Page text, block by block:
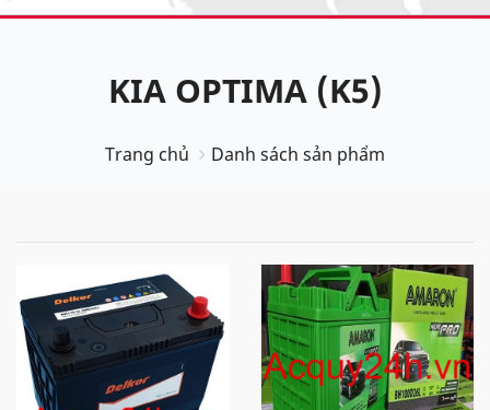
KIA OPTIMA (K5)
Trang chủ Danh sách sản phẩm